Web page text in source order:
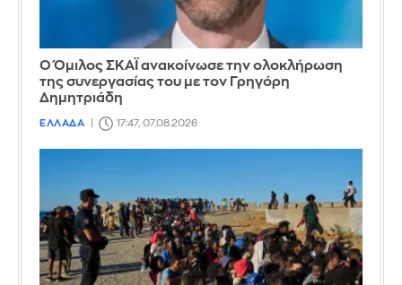
Ο Όμιλος ΣΚΑΪ ανακοίνωσε την ολοκλήρωση
της συνεργασίας του με τον Γρηγόρη
Δημητριάδη
ΕΛΛΑΔΑ 17:47, 07.08.2026